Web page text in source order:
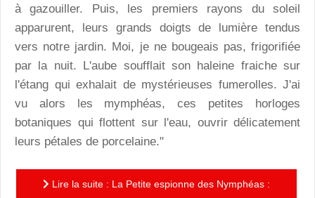
à gazouiller. Puis, les premiers rayons du soleil
apparurent, leurs grands doigts de lumière tendus
vers notre jardin. Moi, je ne bougeais pas, frigorifiée
par la nuit. L'aube soufflait son haleine fraiche sur
l'étang qui exhalait de mystérieuses fumerolles. J'ai
vu alors les mymphéas, ces petites horloges
botaniques qui flottent sur l'eau, ouvrir délicatement
leurs pétales de porcelaine."
Lire la suite : La Petite espionne des Nymphéas :